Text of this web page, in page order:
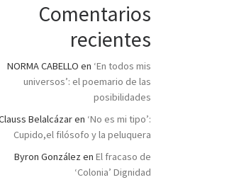
Comentarios
recientes
NORMA CABELLO en ‘En todos mis
universos’: el poemario de las
posibilidades
Belalcázaren ‘No es mi tipo’:
Cupido,el filósofo y la peluquera
Byron González en El fracaso de
‘Colonia’ Dignidad